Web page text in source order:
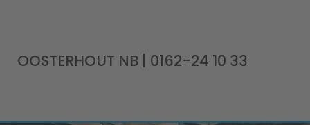
OOSTERHOUT NB | 0162-24 10 33